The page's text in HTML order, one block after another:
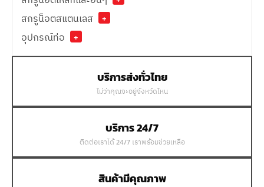
สกรูน็อตสแตนเลส
+
อุปกรณ์ท่อ
+
บริการส่งทั่วไทย
ไม่ว่าคุณจะอยู่จังหวัดไหน
บริการ 24/7
ติดต่อเราได้ 24/7 เราพร้อมช่วยเหลือ
สินค้ามีคุณภาพ